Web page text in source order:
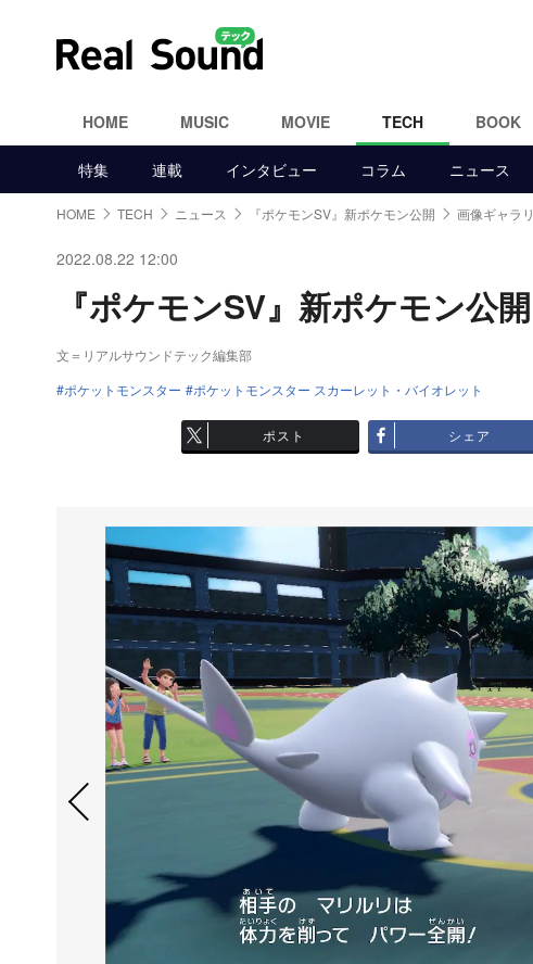
HOME MUSIC MOVIE TECH BOOK
特集 連載 インタビュー コラム ニュース
HOME TECH ニュース 『ポケモンSV』新ポケモン公開 画像ギャラ
2022.08.22 12:00
『ポケモンSV』新ポケモン
文＝リアルサウンドテック編集部
ポケットモンスター
ポケットモンスター スカーレット・バイオレット
ポスト シェア